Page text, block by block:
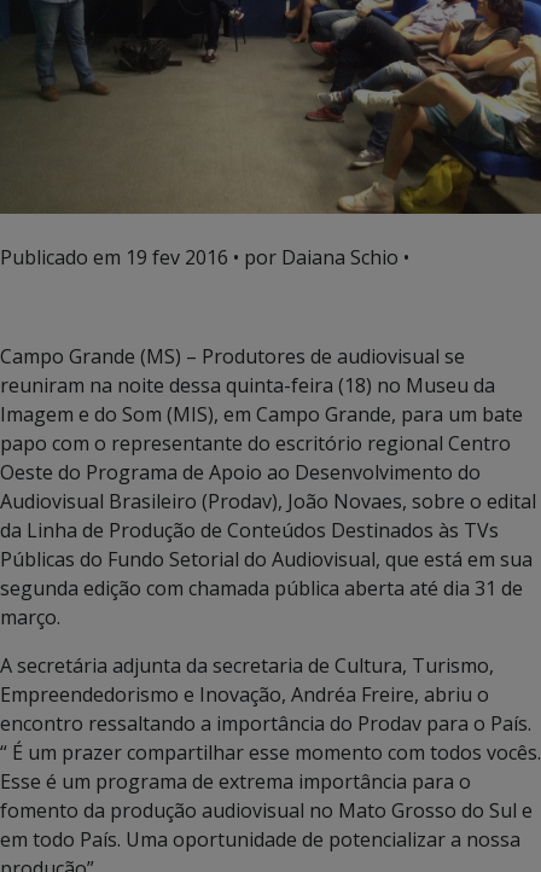
Publicado em 19 fev 2016 • por Daiana Schio •
Campo Grande (MS) – Produtores de audiovisual se
reuniram na noite dessa quinta-feira (18) no Museu da
Imagem e do Som (MIS), em Campo Grande, para um bate
papo com o representante do escritório regional Centro
Oeste do Programa de Apoio ao Desenvolvimento do
Audiovisual Brasileiro (Prodav), João Novaes, sobre o edital
da Linha de Produção de Conteúdos Destinados às TVs
Públicas do Fundo Setorial do Audiovisual, que está em sua
segunda edição com chamada pública aberta até dia 31 de
março.
A secretária adjunta da secretaria de Cultura, Turismo,
Empreendedorismo e Inovação, Andréa Freire, abriu o
encontro ressaltando a importância do Prodav para o País.
“ É um prazer compartilhar esse momento com todos vocês.
Esse é um programa de extrema importância para o
fomento da produção audiovisual no Mato Grosso do Sul e
em todo País. Uma oportunidade de potencializar a nossa